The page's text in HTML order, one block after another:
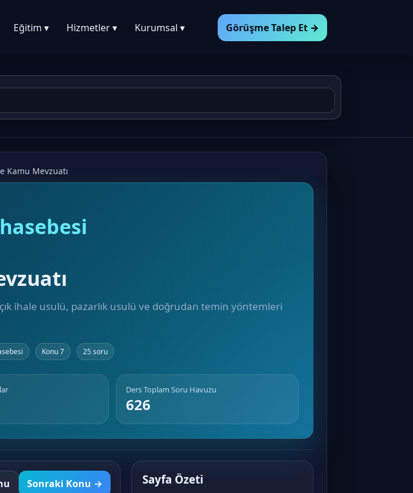
Eğitim ▾ Hizmetler ▾ Kurumsal ▾ Görüşme Talep Et →
Kamu Mevzuatı
ihale usulü, pazarlık usulü ve doğrudan temin yöntemleri
Konu 7 25 soru
Ders Toplam Soru Havuzu
626
Sonraki Konu → Sayfa Özeti